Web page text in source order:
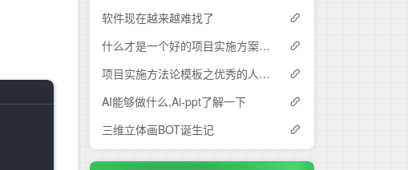
软件现在越来越难找了
什么才是一个好的项目实施方案呢？
项目实施方法论模板之优秀的人总是这么强悍
AI能够做什么,Ai-ppt了解一下
三维立体画BOT诞生记